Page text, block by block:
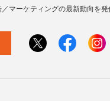
マーケティングの最新動向を